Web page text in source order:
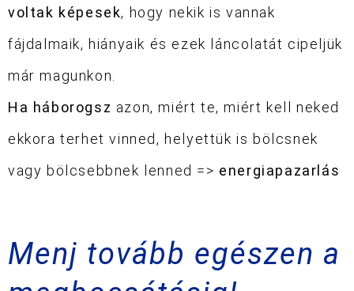
voltak képesek, hogy nekik is vannak
fájdalmaik, hiányaik és ezek láncolatát cipeljük
már magunkon.
Ha háborogsz azon, miért te, miért kell neked
ekkora terhet vinned, helyettük is bölcsnek
vagy bölcsebbnek lenned => energiapazarlás
Menj tovább egészen a